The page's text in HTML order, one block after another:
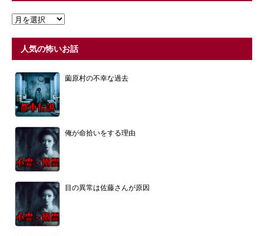
人気の怖いお話
薗原村の不幸な過去
俺が命拾いをする理由
目の異常は佐藤さんが原因